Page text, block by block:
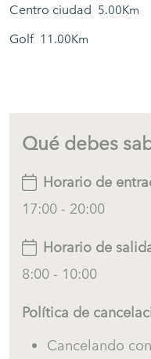
✔ Vistas al campo
✔ Piscina privada
✔ Aparcamiento en
✔ 4 dormitorios
✔ 3 baños
✔ Jardín
✔ Cocina abierta y
✔ Cocina totalmente
✔ Vacaciones
✔ Vacaciones en
Centro ciudad 5.00Km
Golf 11.00Km
Qué debes
Horario de
17:00 - 20:00
Horario de
8:00 - 10:00
Política de
Cancelando